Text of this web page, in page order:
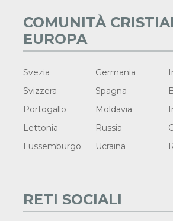
COMUNITÀ
EUROPA
Svezia Germania
Svizzera
Spagna
Portogallo
Moldavia
Lettonia
Russia
Lussemburgo
Ucraina
RETI SOCIALI